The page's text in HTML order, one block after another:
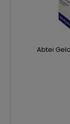
Abtei